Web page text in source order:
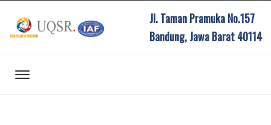
Jl. Taman Pramuka No.157
Bandung, Jawa Barat 40114